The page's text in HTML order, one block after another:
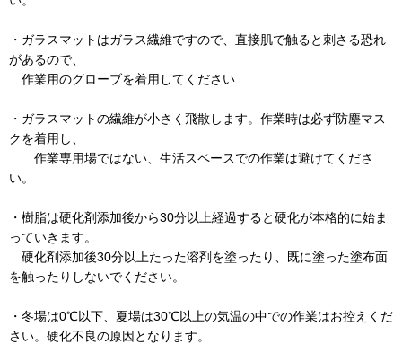
・ガラスマットはガラス繊維ですので、直接肌で触ると刺さる恐れ
があるので、
作業用のグローブを着用してください
・ガラスマットの繊維が小さく飛散します。作業時は必ず防塵マス
クを着用し、
作業専用場ではない、生活スペースでの作業は避けてくださ
い。
・樹脂は硬化剤添加後から30分以上経過すると硬化が本格的に始ま
っていきます。
硬化剤添加後30分以上たった溶剤を塗ったり、既に塗った塗布面
を触ったりしないでください。
・冬場は0℃以下、夏場は30℃以上の気温の中での作業はお控えくだ
さい。硬化不良の原因となります。